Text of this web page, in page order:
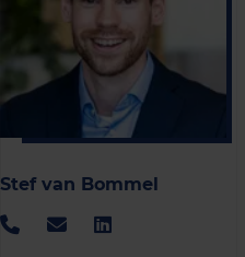
Stef van Bommel